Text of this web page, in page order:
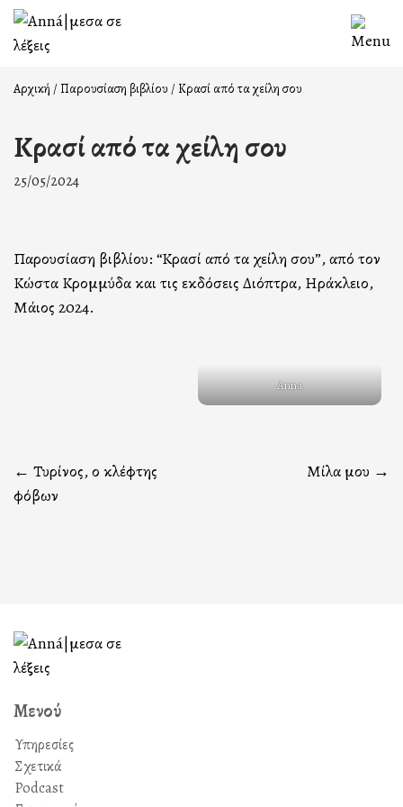
Skip
content
Αρχική / Παρουσίαση βιβλίου / Κρασί από τα χείλη σου
Κρασί από τα χείλη σου
25/05/2024
Παρουσίαση βιβλίου: “Κρασί από τα χείλη σου”, από τον
Κώστα Κρομμύδα και τις εκδόσεις Διόπτρα, Ηράκλειο,
Μάιος 2024.
Anna
Πλοήγηση
άρθρων
← Τυρίνος, ο κλέφτης
φόβων
Μίλα μου →
Μενού
Υπηρεσίες
Σχετικά
Podcast